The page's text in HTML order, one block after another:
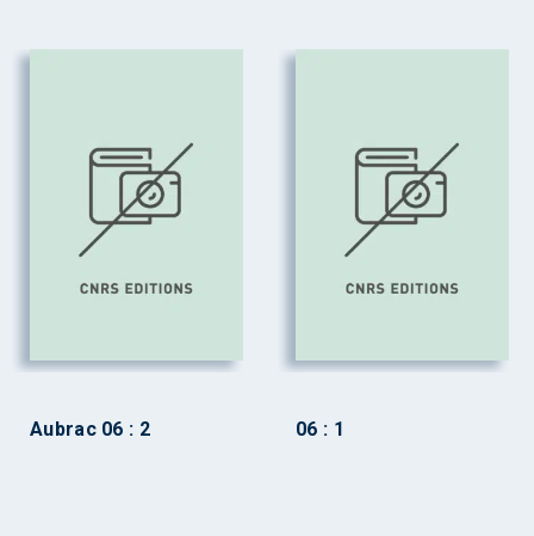
Aubrac 06 : 2 06 : 1